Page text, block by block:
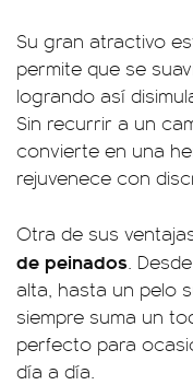
Su gran atractivo
permite que se
logrando así
Sin recurrir a un
convierte en una
rejuvenece con
Otra de sus
de peinados.
alta, hasta un pelo
siempre suma un
perfecto para
día a día.